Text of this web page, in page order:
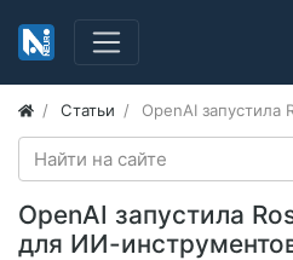
Статьи OpenAI
OpenAI запустила
для ИИ-